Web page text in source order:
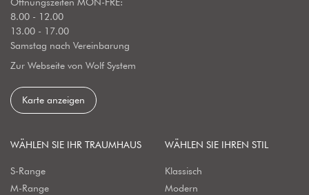
Öffnungszeiten MON-FRE:
8.00 - 12.00
13.00 - 17.00
Samstag nach Vereinbarung
Zur Webseite von Wolf System
Karte anzeigen
WÄHLEN SIE IHR TRAUMHAUS
S-Range
M-Range
WÄHLEN SIE IHREN STIL
Klassisch
Modern